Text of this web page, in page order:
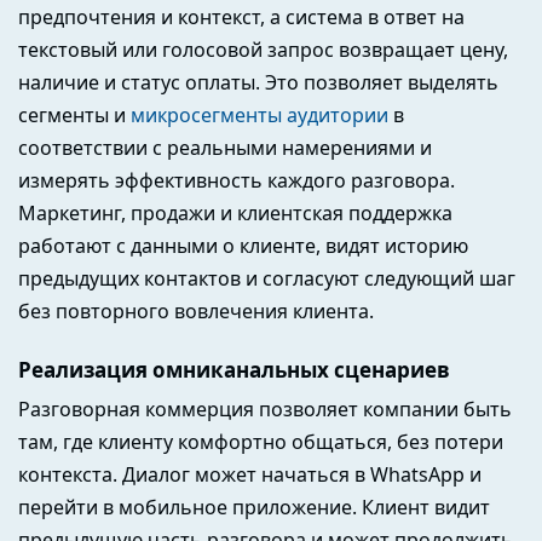
предпочтения и контекст, а система в ответ на
текстовый или голосовой запрос возвращает цену,
наличие и статус оплаты. Это позволяет выделять
сегменты и микросегменты аудитории в
соответствии с реальными намерениями и
измерять эффективность каждого разговора.
Маркетинг, продажи и клиентская поддержка
работают с данными о клиенте, видят историю
предыдущих контактов и согласуют следующий шаг
без повторного вовлечения клиента.
Реализация омниканальных сценариев
Разговорная коммерция позволяет компании быть
там, где клиенту комфортно общаться, без потери
контекста. Диалог может начаться в WhatsApp и
перейти в мобильное приложение. Клиент видит